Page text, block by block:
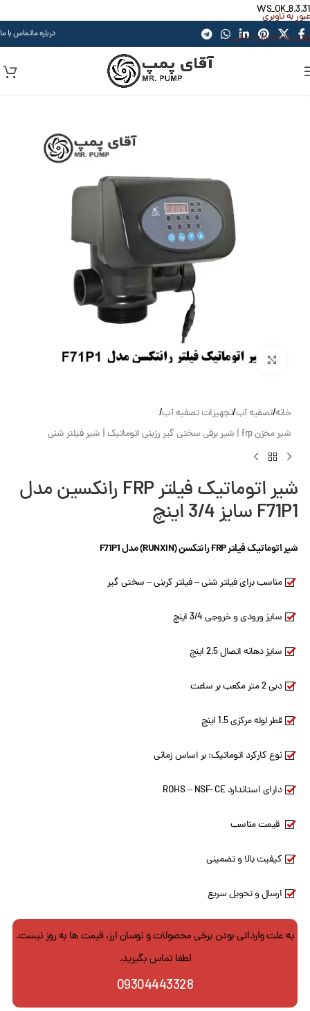
WS_OK_8.3.31
عبور به ناوبری
رفتن به محتوای اصلی
درباره ماتماس با ما
بزرگنمایی تصویر
خانه/تصفیه آب/تجهیزات تصفیه آب/
شیر مخزن frp | شیر برقی سختی گیر رزینی اتوماتیک | شیر فیلتر شنی
شیر اتوماتیک فیلتر FRP رانکسین مدل
F71P1 سایز 3/4 اینچ
شیر اتوماتیک فیلتر FRP رانتکسن (RUNXIN) مدل F71P1
مناسب برای فیلتر شنی – فیلتر کربنی – سختی گیر
سایز ورودی و خروجی 3/4 اینچ
سایز دهانه اتصال 2.5 اینچ
دبی 2 متر مکعب بر ساعت
قطر لوله مرکزی 1.5 اینچ
نوع کارکرد اتوماتیک: بر اساس زمانی
دارای استاندارد ROHS – NSF- CE
قیمت مناسب
کیفیت بالا و تضمینی
ارسال و تحویل سریع
به علت وارداتی بودن برخی محصولات و نوسان ارز، قیمت ها به روز نیست.
لطفا تماس بگیرید.
09304443328